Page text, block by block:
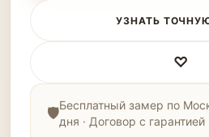
УЗНАТЬ
♡
Бесплатный замер по
дня · Договор с гарантией